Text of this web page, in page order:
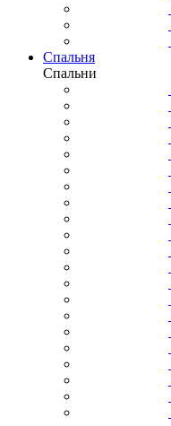
Спальня
Спальни